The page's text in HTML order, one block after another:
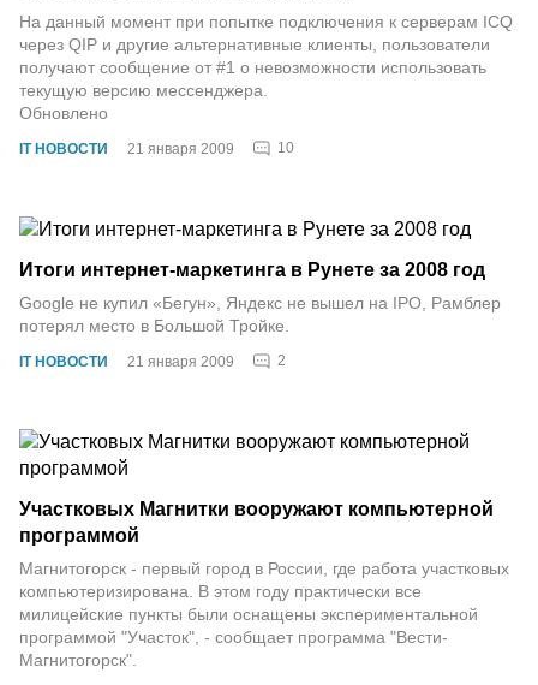
IT НОВОСТИ 21 января 2009 10
На данный момент при попытке подключения к серверам ICQ
через QIP и другие альтернативные клиенты, пользователи
получают сообщение от #1 о невозможности использовать
текущую версию мессенджера.
Обновлено
IT НОВОСТИ 21 января 2009 2
Итоги интернет-маркетинга в Рунете за 2008 год
Google не купил «Бегун», Яндекс не вышел на IPO, Рамблер
потерял место в Большой Тройке.
Участковых Магнитки вооружают компьютерной
программой
Магнитогорск - первый город в России, где работа участковых
компьютеризирована. В этом году практически все
милицейские пункты были оснащены экспериментальной
программой "Участок", - сообщает программа "Вести-
Магнитогорск".